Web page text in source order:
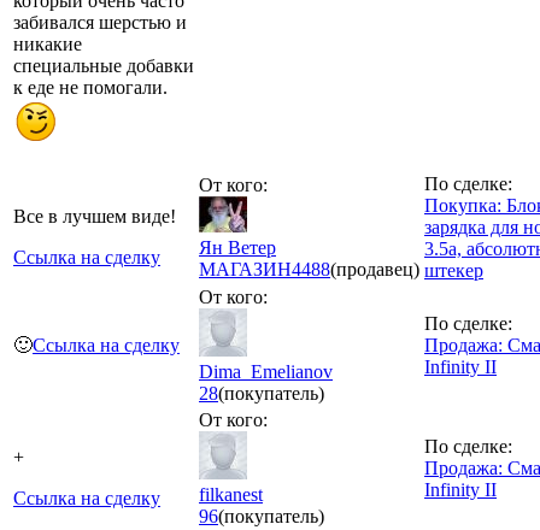
забивался шерстью и
никакие
специальные добавки
к еде не помогали.
Все в лучшем виде!
Ссылка на сделку
От кого:
Ян Ветер
МАГАЗИН4488(продавец)
По сделке:
Покупка:
зарядка для
3.5a,
штекер
🙂Ссылка на сделку
От кого:
Dima_Emelianov
28(покупатель)
По сделке:
Продажа:
Infinity II
+
Ссылка на сделку
От кого:
filkanest
96(покупатель)
По сделке:
Продажа:
Infinity II